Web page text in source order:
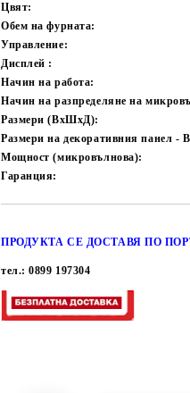
Цвят:
Обем на фурната:
Управление:
Дисплей :
Начин на работа:
Начин на разпределяне на
Размери (ВхШхД):
Размери на декоративния панел -
Мощност (микровълнова):
Гаранция:
ПРОДУКТА СЕ ДОСТАВЯ ПО
тел.: 0899 197304